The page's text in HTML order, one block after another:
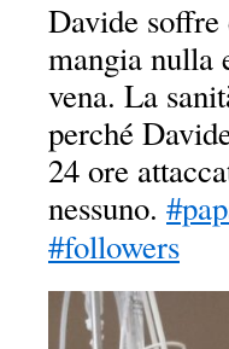
Davide
mangia nulla
vena. La
perché
24 ore
nessuno.
#followers